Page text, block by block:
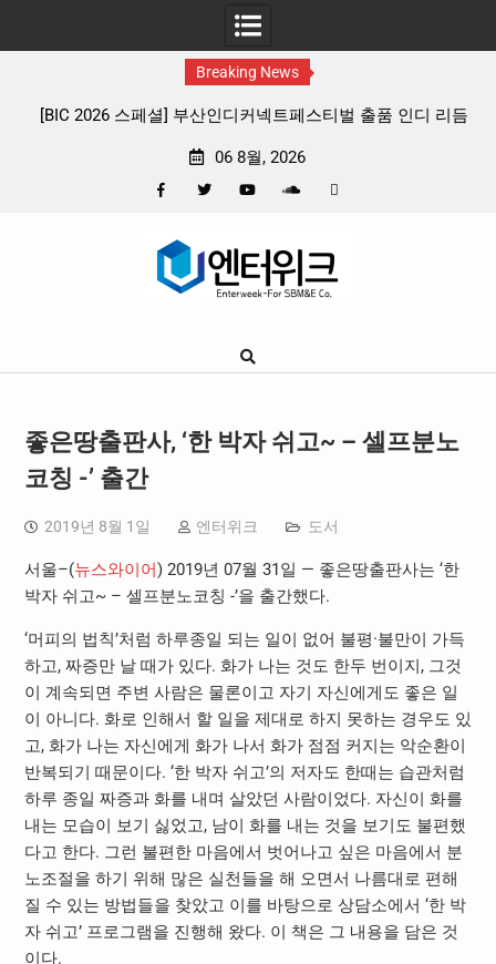
Breaking News
트페스티벌 출품 인디 리듬
판타지 케이팝 애니메이션 ‘고스트밴
06 8월, 2026
Google
좋은땅출판사, ‘한 박자 쉬고~ – 셀프분노
코칭 -’ 출간
2019년 8월 1일 엔터위크 도서
서울–(뉴스와이어) 2019년 07월 31일 — 좋은땅출판사는 ‘한
박자 쉬고~ – 셀프분노코칭 -’을 출간했다.
‘머피의 법칙’처럼 하루종일 되는 일이 없어 불평·불만이 가득
하고, 짜증만 날 때가 있다. 화가 나는 것도 한두 번이지, 그것
이 계속되면 주변 사람은 물론이고 자기 자신에게도 좋은 일
이 아니다. 화로 인해서 할 일을 제대로 하지 못하는 경우도 있
고, 화가 나는 자신에게 화가 나서 화가 점점 커지는 악순환이
반복되기 때문이다. ‘한 박자 쉬고’의 저자도 한때는 습관처럼
하루 종일 짜증과 화를 내며 살았던 사람이었다. 자신이 화를
내는 모습이 보기 싫었고, 남이 화를 내는 것을 보기도 불편했
다고 한다. 그런 불편한 마음에서 벗어나고 싶은 마음에서 분
노조절을 하기 위해 많은 실천들을 해 오면서 나름대로 편해
질 수 있는 방법들을 찾았고 이를 바탕으로 상담소에서 ‘한 박
자 쉬고’ 프로그램을 진행해 왔다. 이 책은 그 내용을 담은 것
이다.